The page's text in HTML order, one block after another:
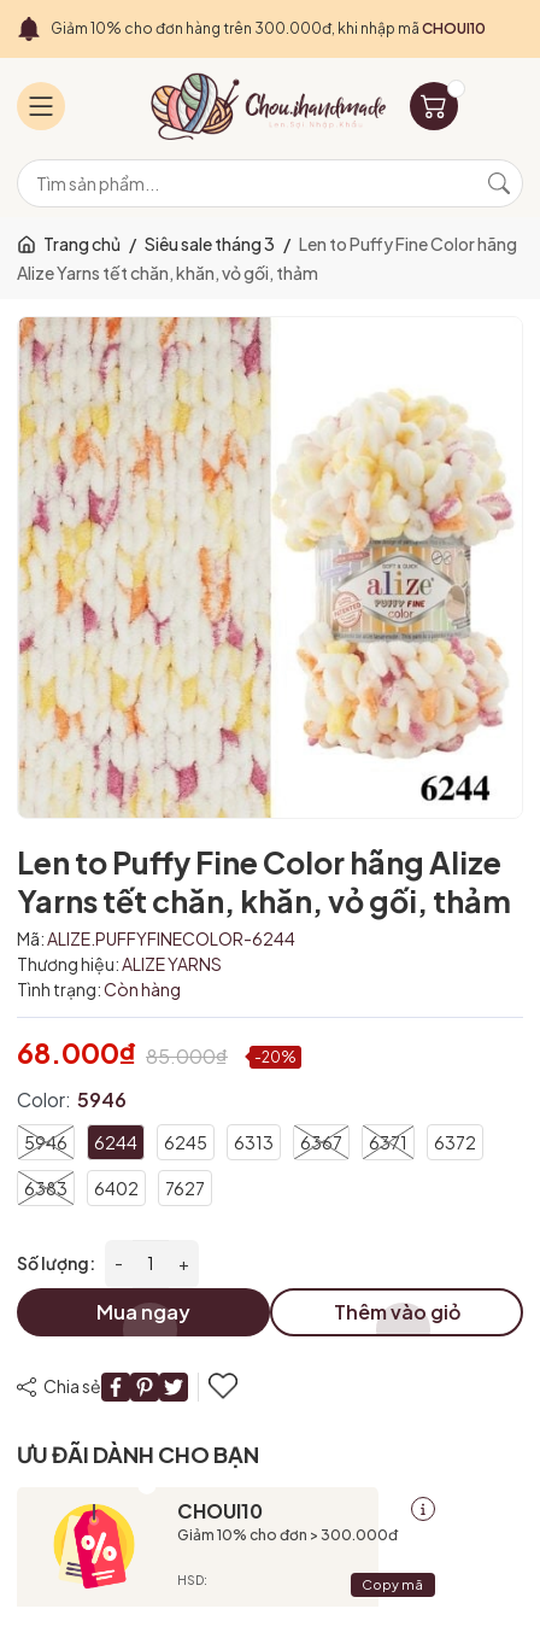
Giảm 10% cho đơn hàng trên 300.000đ, khi nhập mã CHOUI10
Trang chủ / Siêu sale tháng 3 / Len to Puffy Fine Color hãng
Alize Yarns tết chăn, khăn, vỏ gối, thảm
Len to Puffy Fine Color hãng Alize
Yarns tết chăn, khăn, vỏ gối, thảm
Mã: ALIZE.PUFFYFINECOLOR-6244
Thương hiệu: ALIZE YARNS
Tình trạng:Còn hàng
68.000₫ 85.000₫ -20%
Color: 5946
5946 6244 6245 6313 6367 6371 6372
6383 6402 7627
Số lượng: - +
Mua ngay Thêm vào giỏ
Chia sẻ
ƯU ĐÃI DÀNH CHO BẠN
CHOUI10
Giảm 10% cho đơn > 300.000đ
HSD: Copy mã
Mã giảm giá:
Ngày hết hạn: